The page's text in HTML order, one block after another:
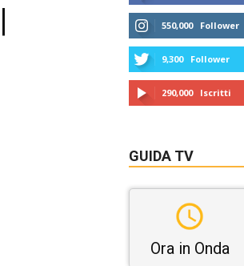
550,000 Follower
9,300 Follower
290,000 Iscritti
GUIDA TV
Ora in Onda